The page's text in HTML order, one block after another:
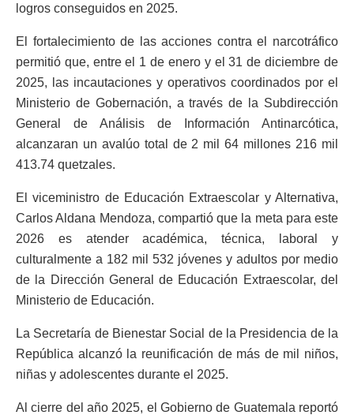
logros conseguidos en 2025.
El fortalecimiento de las acciones contra el narcotráfico
permitió que, entre el 1 de enero y el 31 de diciembre de
2025, las incautaciones y operativos coordinados por el
Ministerio de Gobernación, a través de la Subdirección
General de Análisis de Información Antinarcótica,
alcanzaran un avalúo total de 2 mil 64 millones 216 mil
413.74 quetzales.
El viceministro de Educación Extraescolar y Alternativa,
Carlos Aldana Mendoza, compartió que la meta para este
2026 es atender académica, técnica, laboral y
culturalmente a 182 mil 532 jóvenes y adultos por medio
de la Dirección General de Educación Extraescolar, del
Ministerio de Educación.
La Secretaría de Bienestar Social de la Presidencia de la
República alcanzó la reunificación de más de mil niños,
niñas y adolescentes durante el 2025.
Al cierre del año 2025, el Gobierno de Guatemala reportó